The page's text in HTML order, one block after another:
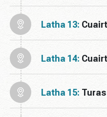
Latha 13:
Latha 14:
Latha 15: